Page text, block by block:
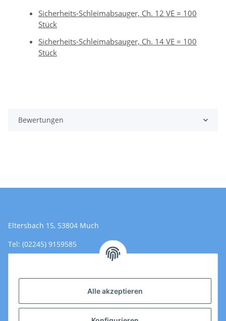
Alle akzeptieren
Sicherheits-Schleimabsauger, Ch. 12 VE = 100
Stück
Sicherheits-Schleimabsauger, Ch. 14 VE = 100
Stück
Bewertungen
Eltersbach 15, 53804 Much
Tel: (02245) 9159585
Email: Kontakt@toromedical.de
Öffnungszeiten (Mo-Fr.) 8:00 - 17:00